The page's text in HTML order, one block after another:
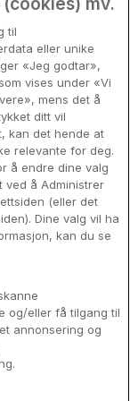
til
eller unike
«Jeg godtar»,
vises under «Vi
mens det å
ditt vil
kan det hende at
relevante for deg.
å endre dine valg
ved å Administrer
(eller det
Dine valg vil ha
kan du se
og/eller få tilgang til
annonsering og